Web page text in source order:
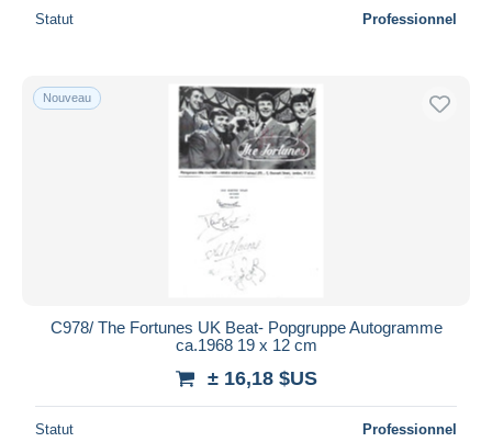
Statut Professionnel
Nouveau
C978/ The Fortunes UK Beat- Popgruppe Autogramme
ca.1968 19 x 12 cm
± 16,18 $US
Statut Professionnel